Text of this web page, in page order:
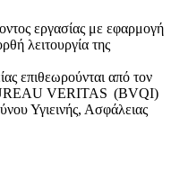
εργασίας με εφαρμογή
λειτουργία της
επιθεωρούνται από τον
VERITAS (BVQI)
Υγιεινής, Ασφάλειας